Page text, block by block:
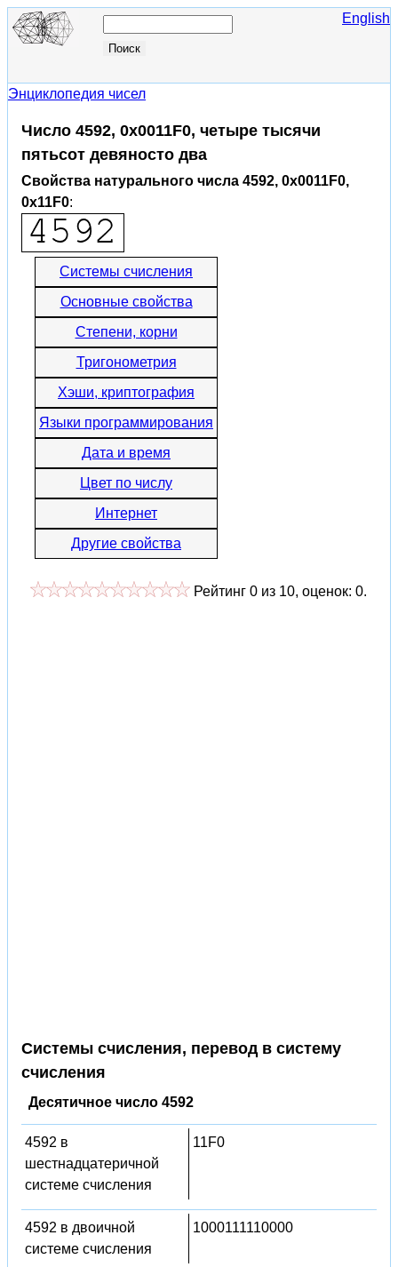
English
Энциклопедия чисел
Число 4592, 0x0011F0, четыре тысячи
пятьсот девяносто два
Свойства натурального числа 4592, 0x0011F0,
0x11F0:
Системы счисления
Основные свойства
Степени, корни
Тригонометрия
Хэши, криптография
Языки программирования
Дата и время
Цвет по числу
Интернет
Другие свойства
Рейтинг 0 из 10, оценок: 0.
Системы счисления, перевод в систему
счисления
Десятичное число 4592
4592 в
шестнадцатеричной
системе счисления
11F0
4592 в двоичной
системе счисления
1000111110000